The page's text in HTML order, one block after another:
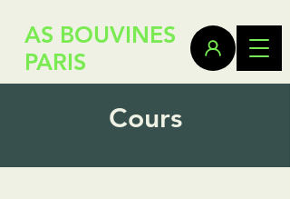
AS BOUVINES
PARIS
Cours